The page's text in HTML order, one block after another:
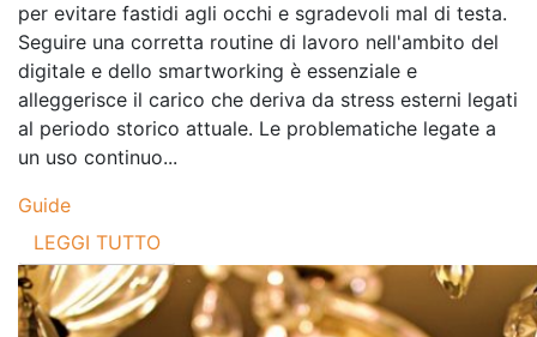
per evitare fastidi agli occhi e sgradevoli mal di testa.
Seguire una corretta routine di lavoro nell'ambito del
digitale e dello smartworking è essenziale e
alleggerisce il carico che deriva da stress esterni legati
al periodo storico attuale. Le problematiche legate a
un uso continuo...
Guide
LEGGI TUTTO